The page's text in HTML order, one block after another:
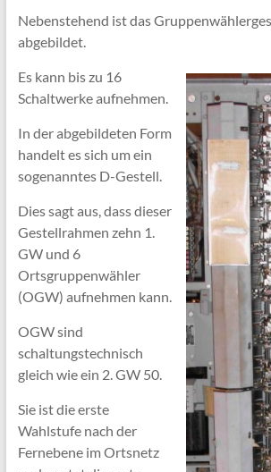
Nebenstehend ist das
abgebildet.
Es kann bis zu 16
Schaltwerke aufnehmen.
In der abgebildeten Form
handelt es sich um ein
sogenanntes D-Gestell.
Dies sagt aus, dass dieser
Gestellrahmen zehn 1.
GW und 6
Ortsgruppenwähler
(OGW) aufnehmen kann.
OGW sind
schaltungstechnisch
gleich wie ein 2. GW 50.
Sie ist die erste
Wahlstufe nach der
Fernebene im Ortsnetz